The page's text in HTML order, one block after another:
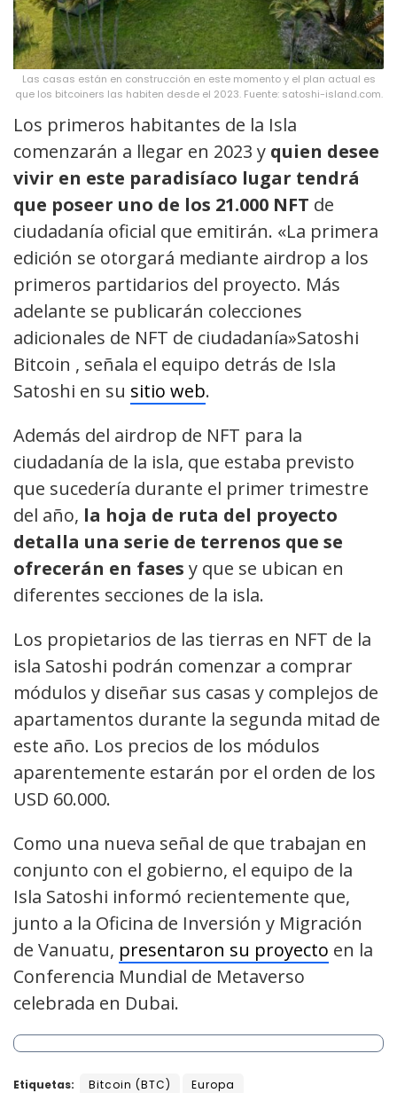
Las casas están en construcción en este momento y el plan actual es
que los bitcoiners las habiten desde el 2023. Fuente: satoshi-island.com.
Los primeros habitantes de la Isla
comenzarán a llegar en 2023 y quien desee
vivir en este paradisíaco lugar tendrá
que poseer uno de los 21.000 NFT de
ciudadanía oficial que emitirán. «La primera
edición se otorgará mediante airdrop a los
primeros partidarios del proyecto. Más
adelante se publicarán colecciones
adicionales de NFT de ciudadanía»Satoshi
Bitcoin , señala el equipo detrás de Isla
Satoshi en su sitio web.
Además del airdrop de NFT para la
ciudadanía de la isla, que estaba previsto
que sucedería durante el primer trimestre
del año, la hoja de ruta del proyecto
detalla una serie de terrenos que se
ofrecerán en fases y que se ubican en
diferentes secciones de la isla.
Los propietarios de las tierras en NFT de la
isla Satoshi podrán comenzar a comprar
módulos y diseñar sus casas y complejos de
apartamentos durante la segunda mitad de
este año. Los precios de los módulos
aparentemente estarán por el orden de los
USD 60.000.
Como una nueva señal de que trabajan en
conjunto con el gobierno, el equipo de la
Isla Satoshi informó recientemente que,
junto a la Oficina de Inversión y Migración
de Vanuatu, presentaron su proyecto en la
Conferencia Mundial de Metaverso
celebrada en Dubai.
Etiquetas: Bitcoin (BTC) Europa